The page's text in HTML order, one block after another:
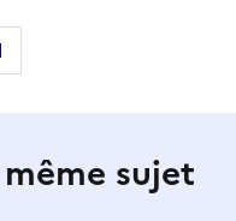
sujet